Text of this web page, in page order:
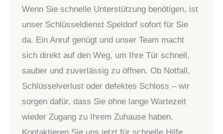
Wenn Sie schnelle Unterstützung benötigen, ist
unser Schlüsseldienst Speldorf sofort für Sie
da. Ein Anruf genügt und unser Team macht
sich direkt auf den Weg, um Ihre Tür schnell,
sauber und zuverlässig zu öffnen. Ob Notfall,
Schlüsselverlust oder defektes Schloss – wir
sorgen dafür, dass Sie ohne lange Wartezeit
wieder Zugang zu Ihrem Zuhause haben.